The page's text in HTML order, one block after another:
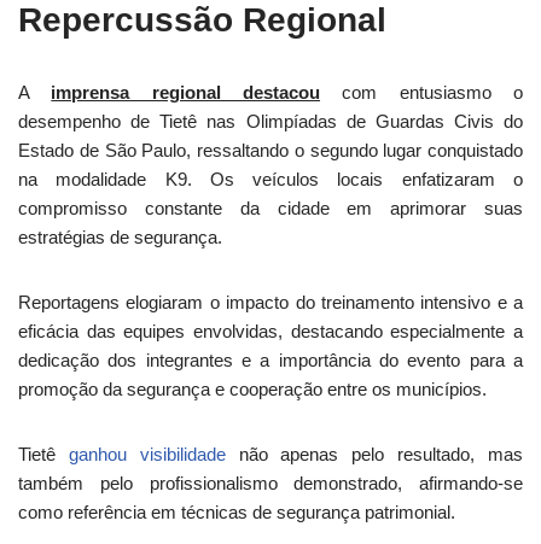
Repercussão Regional
A imprensa regional destacou com entusiasmo o
desempenho de Tietê nas Olimpíadas de Guardas Civis do
Estado de São Paulo, ressaltando o segundo lugar conquistado
na modalidade K9. Os veículos locais enfatizaram o
compromisso constante da cidade em aprimorar suas
estratégias de segurança.
Reportagens elogiaram o impacto do treinamento intensivo e a
eficácia das equipes envolvidas, destacando especialmente a
dedicação dos integrantes e a importância do evento para a
promoção da segurança e cooperação entre os municípios.
Tietê ganhou visibilidadenão apenas pelo resultado, mas
também pelo profissionalismo demonstrado, afirmando-se
como referência em técnicas de segurança patrimonial.